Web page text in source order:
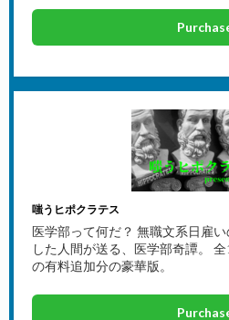
嗤うヒポクラテス
医学部って何だ？ 無職文系日雇
した人間が送る、医学部奇譚。
の有料追加分の豪華版。